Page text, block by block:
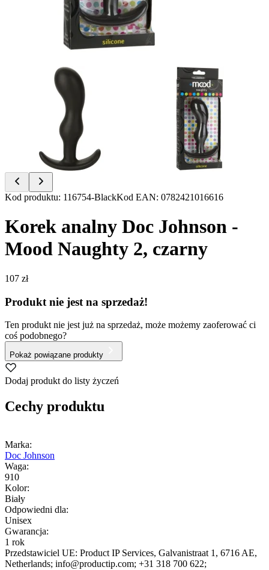
Item
of
Kod produktu: 116754-BlackKod EAN: 0782421016616
Korek analny Doc Johnson -
Mood Naughty 2, czarny
107 zł
Produkt nie jest na sprzedaż!
Ten produkt nie jest już na sprzedaż, może możemy zaoferować ci
coś podobnego?
Pokaż powiązane produkty
Dodaj produkt do listy życzeń
Cechy produktu
Marka:
Doc Johnson
Waga:
910
Kolor:
Biały
Odpowiedni dla:
Unisex
Gwarancja:
1 rok
Przedstawiciel UE: Product IP Services, Galvanistraat 1 , 6716 AE,
Netherlands; info@productip.com; +31 318 700 622;